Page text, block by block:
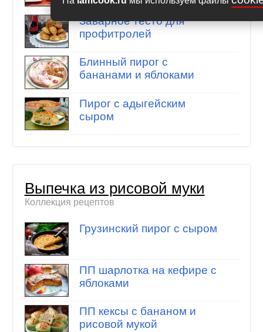
Заварное тесто для
профитролей
Блинный пирог с
бананами и яблоками
Пирог с адыгейским
сыром
Выпечка из рисовой муки
Коллекция рецептов
Грузинский пирог с сыром
ПП шарлотка на кефире с
яблоками
ПП кексы с бананом и
рисовой мукой